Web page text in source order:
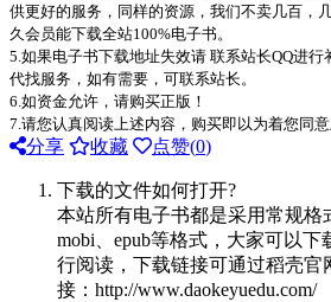
供更好的服务，同样的资源，我们不卖几百，
久会员能下载全站100%电子书。
5.如果电子书下载地址失效请 联系站长QQ进
代找服务，如有需要，可联系站长。
6.如资金允许，请购买正版！
7.请您认真阅读上述内容，购买即以为着您同意
分享 收藏 点赞(0)
下载的文件如何打开?
本站所有电子书都是采用常规格
mobi、epub等格式，大家可以下
行阅读，下载链接可通过稻壳官
接：http://www.daokeyuedu.com/